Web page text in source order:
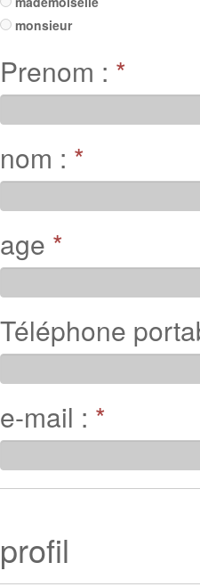
monsieur
Prenom : *
nom : *
age *
Téléphone
e-mail : *
profil